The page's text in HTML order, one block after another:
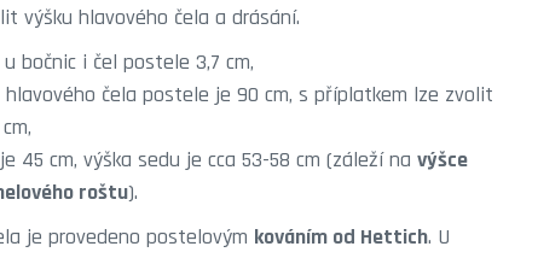
výšku hlavového čela a drásání.
bočnic i čel postele 3,7 cm,
hlavového čela postele je 90 cm, s příplatkem lze zvolit
45 cm, výška sedu je cca 53-58 cm (záleží na výšce
roštu).
je provedeno postelovým kováním od Hettich. U